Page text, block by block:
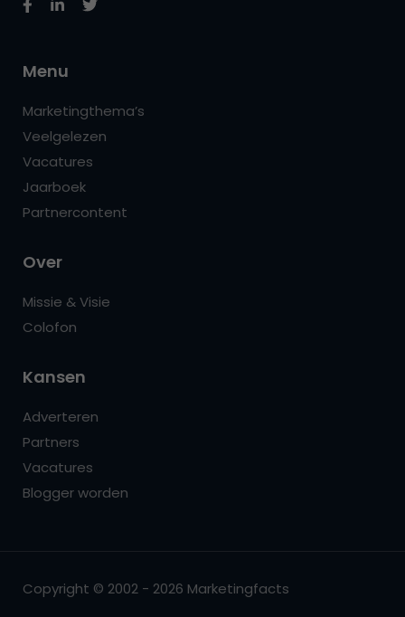
Menu
Marketingthema’s
Veelgelezen
Vacatures
Jaarboek
Partnercontent
Over
Missie & Visie
Colofon
Kansen
Adverteren
Partners
Vacatures
Blogger worden
Copyright © 2002 - 2026 Marketingfacts